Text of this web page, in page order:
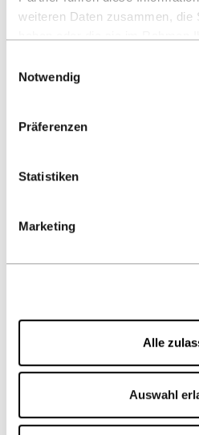
weiteren Daten zusammen, die
Notwendig
Präferenzen
Statistiken
Marketing
Alle
Auswahl